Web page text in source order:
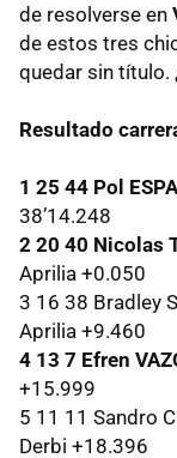
de resolverse en
de estos tres
quedar sin título.
Resultado
1 25 44 Pol
38’14.248
2 20 40 Nicolas
Aprilia +0.050
3 16 38 Bradley
Aprilia +9.460
4 13 7 Efren
+15.999
5 11 11 Sandro
Derbi +18.396